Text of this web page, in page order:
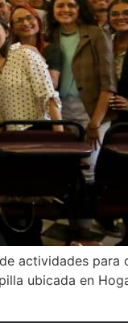
actividades para
ubicada en